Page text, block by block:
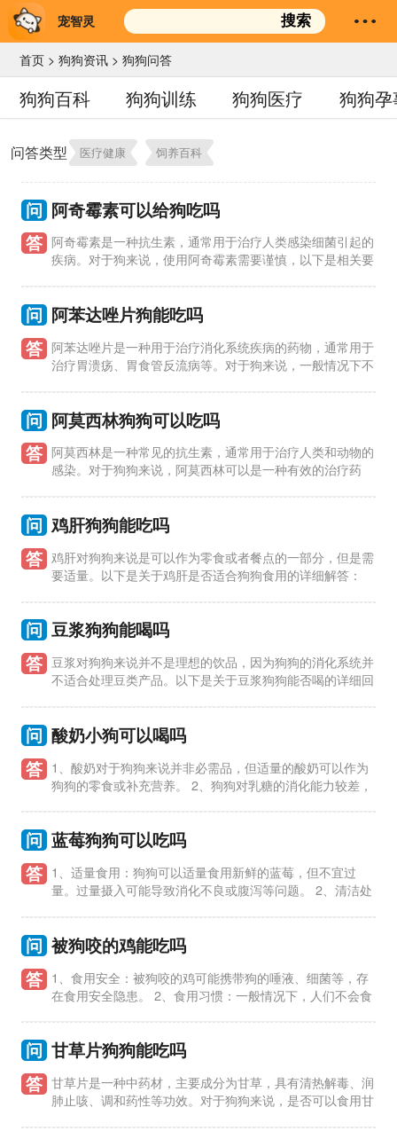
宠智灵 搜索
首页 >狗狗资讯 >狗狗问答
狗狗百科 狗狗训练 狗狗医疗 狗狗孕
问答类型 医疗健康 饲养百科
问 阿奇霉素可以给狗吃吗
答 阿奇霉素是一种抗生素，通常用于治疗人类感染细菌引起的
疾病。对于狗来说，使用阿奇霉素需要谨慎，以下是相关要
问 阿苯达唑片狗能吃吗
答 阿苯达唑片是一种用于治疗消化系统疾病的药物，通常用于
治疗胃溃疡、胃食管反流病等。对于狗来说，一般情况下不
问 阿莫西林狗狗可以吃吗
答 阿莫西林是一种常见的抗生素，通常用于治疗人类和动物的
感染。对于狗狗来说，阿莫西林可以是一种有效的治疗药
问 鸡肝狗狗能吃吗
答 鸡肝对狗狗来说是可以作为零食或者餐点的一部分，但是需
要适量。以下是关于鸡肝是否适合狗狗食用的详细解答：
问 豆浆狗狗能喝吗
答 豆浆对狗狗来说并不是理想的饮品，因为狗狗的消化系统并
不适合处理豆类产品。以下是关于豆浆狗狗能否喝的详细回
问 酸奶小狗可以喝吗
答 1、酸奶对于狗狗来说并非必需品，但适量的酸奶可以作为
狗狗的零食或补充营养。 2、狗狗对乳糖的消化能力较差，
问 蓝莓狗狗可以吃吗
答 1、适量食用：狗狗可以适量食用新鲜的蓝莓，但不宜过
量。过量摄入可能导致消化不良或腹泻等问题。 2、清洁处
问 被狗咬的鸡能吃吗
答 1、食用安全：被狗咬的鸡可能携带狗的唾液、细菌等，存
在食用安全隐患。 2、食用习惯：一般情况下，人们不会食
问 甘草片狗狗能吃吗
答 甘草片是一种中药材，主要成分为甘草，具有清热解毒、润
肺止咳、调和药性等功效。对于狗狗来说，是否可以食用甘